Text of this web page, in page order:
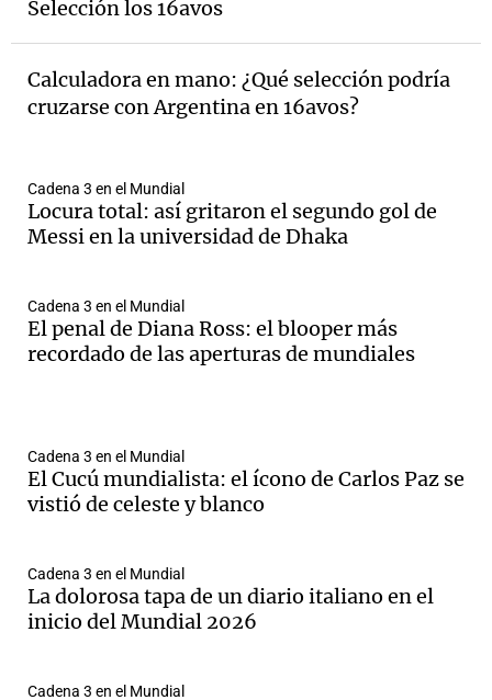
Selección los 16avos
Calculadora en mano: ¿Qué selección podría
cruzarse con Argentina en 16avos?
Cadena 3 en el Mundial
Locura total: así gritaron el segundo gol de
Messi en la universidad de Dhaka
Cadena 3 en el Mundial
El penal de Diana Ross: el blooper más
recordado de las aperturas de mundiales
Cadena 3 en el Mundial
El Cucú mundialista: el ícono de Carlos Paz se
vistió de celeste y blanco
Cadena 3 en el Mundial
La dolorosa tapa de un diario italiano en el
inicio del Mundial 2026
Cadena 3 en el Mundial